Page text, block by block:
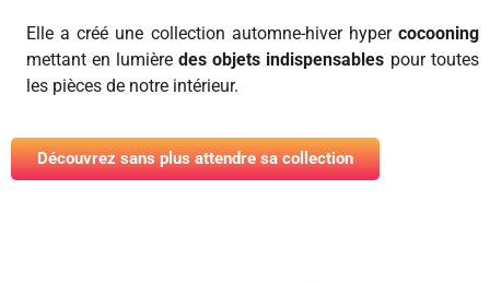
Elle a créé une collection automne-hiver hyper cocooning
mettant en lumière des objets indispensables pour toutes
les pièces de notre intérieur.
Découvrez sans plus attendre sa collection